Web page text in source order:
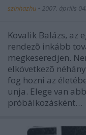
szinhazhu • 2007. április 04.
Kovalik Balázs, az
rendezõ inkább
megkeseredjen.
elkövetkezõ
fog hozni az
unja. Elege van
próbálkozásként…